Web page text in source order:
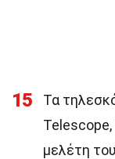
15
Τα
Telescope,
μελέτη